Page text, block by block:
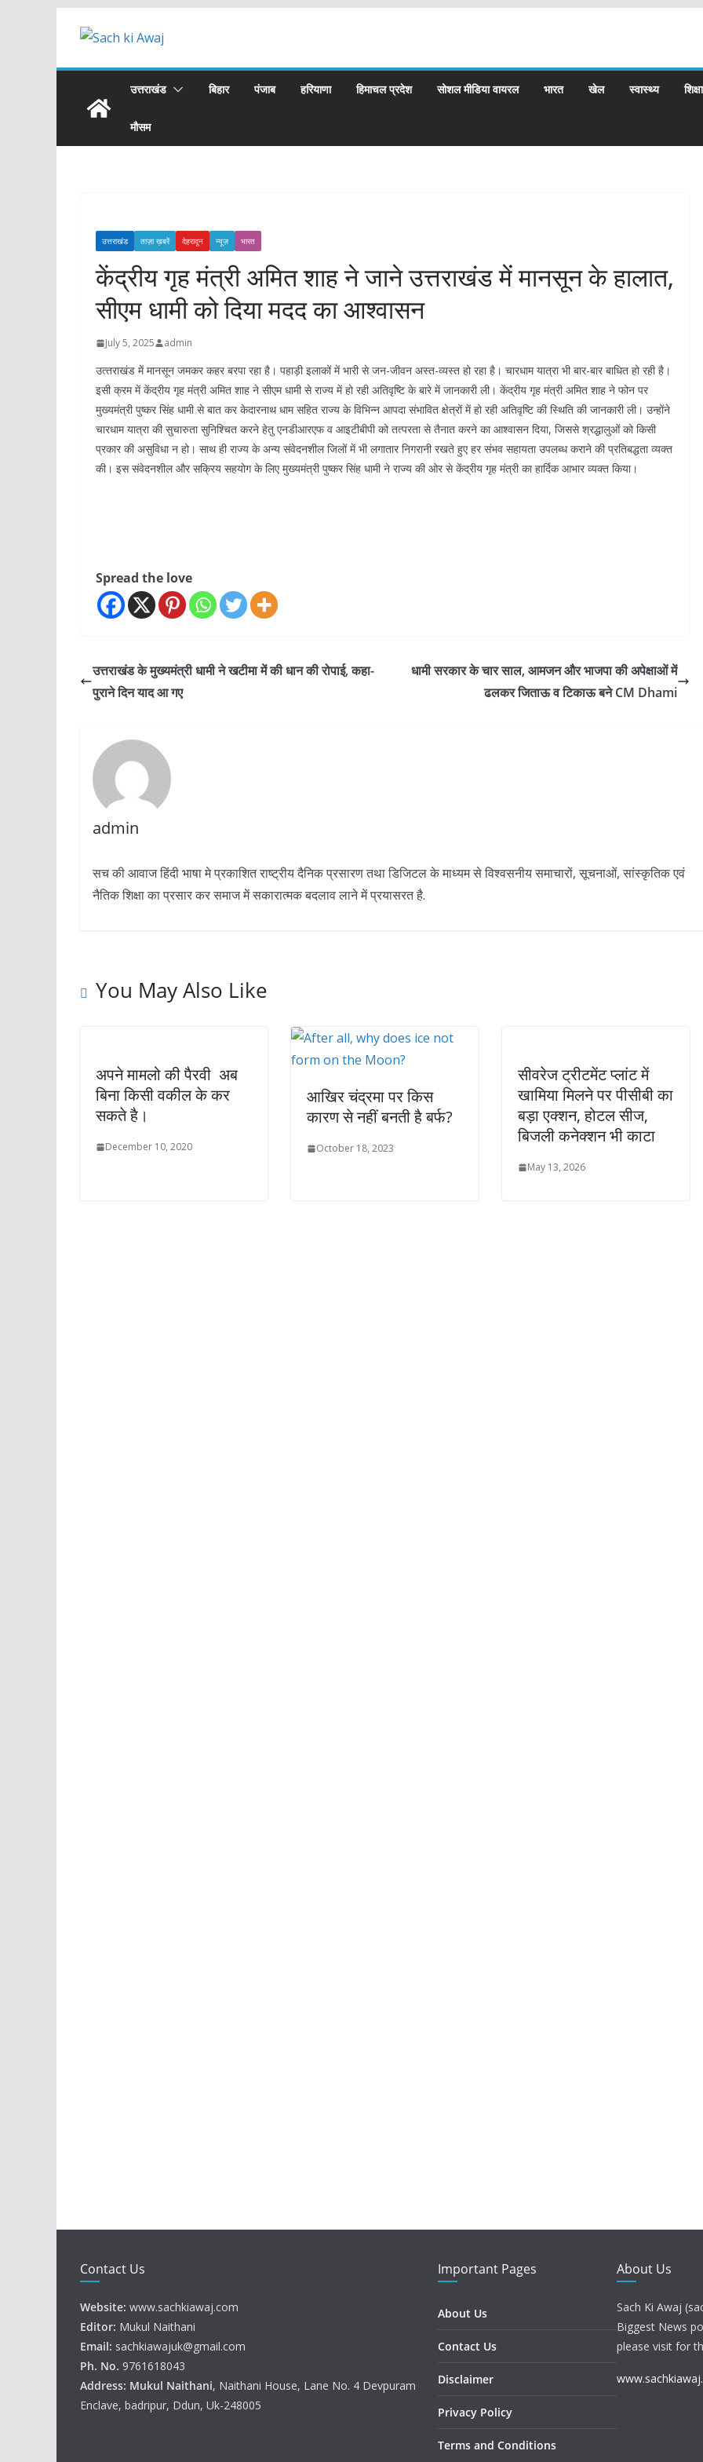
उत्तराखंड बिहार पंजाब हरियाणा हिमाचल प्रदेश सोशल मीडिया वायरल भारत खेल स्वास्थ्य शिक्षा
मौसम
उत्तराखंड ताज़ा ख़बरें देहरादून न्यूज़ भारत
केंद्रीय गृह मंत्री अमित शाह ने जाने उत्तराखंड में मानसून के हालात,
सीएम धामी को दिया मदद का आश्वासन
July 5, 2025 admin
उत्‍तराखंड में मानसून जमकर कहर बरपा रहा है। पहाड़ी इलाकों में भारी से जन-जीवन अस्‍त-व्‍यस्‍त हो रहा है। चारधाम यात्रा भी बार-बार बाधित हो रही है।
इसी क्रम में केंद्रीय गृह मंत्री अमित शाह ने सीएम धामी से राज्‍य में हो रही अतिवृष्टि के बारे में जानकारी ली। केंद्रीय गृह मंत्री अमित शाह ने फोन पर
मुख्यमंत्री पुष्कर सिंह धामी से बात कर केदारनाथ धाम सहित राज्य के विभिन्न आपदा संभावित क्षेत्रों में हो रही अतिवृष्टि की स्थिति की जानकारी ली। उन्होंने
चारधाम यात्रा की सुचारुता सुनिश्चित करने हेतु एनडीआरएफ व आइटीबीपी को तत्परता से तैनात करने का आश्वासन दिया, जिससे श्रद्धालुओं को किसी
प्रकार की असुविधा न हो। साथ ही राज्य के अन्य संवेदनशील जिलों में भी लगातार निगरानी रखते हुए हर संभव सहायता उपलब्ध कराने की प्रतिबद्धता व्यक्त
की। इस संवेदनशील और सक्रिय सहयोग के लिए मुख्यमंत्री पुष्कर सिंह धामी ने राज्य की ओर से केंद्रीय गृह मंत्री का हार्दिक आभार व्यक्त किया।
Spread the love
उत्तराखंड के मुख्यमंत्री धामी ने खटीमा में की धान की रोपाई, कहा-
पुराने दिन याद आ गए
धामी सरकार के चार साल, आमजन और भाजपा की अपेक्षाओं में
ढलकर जिताऊ व टिकाऊ बने CM Dhami
admin
सच की आवाज हिंदी भाषा मे प्रकाशित राष्ट्रीय दैनिक प्रसारण तथा डिजिटल के माध्यम से विश्वसनीय समाचारों, सूचनाओं, सांस्कृतिक एवं
नैतिक शिक्षा का प्रसार कर समाज में सकारात्मक बदलाव लाने में प्रयासरत है.
You May Also Like
अपने मामलो की पैरवी अब
बिना किसी वकील के कर
सकते है।
December 10, 2020
आखिर चंद्रमा पर किस
कारण से नहीं बनती है बर्फ?
October 18, 2023
सीवरेज ट्रीटमेंट प्लांट में
खामिया मिलने पर पीसीबी का
बड़ा एक्शन, होटल सीज,
बिजली कनेक्शन भी काटा
May 13, 2026
Contact Us
Website: www.sachkiawaj.com
Editor: Mukul Naithani
Email: sachkiawajuk@gmail.com
Ph. No. 9761618043
Address: Mukul Naithani, Naithani House, Lane No. 4 Devpuram
Enclave, badripur, Ddun, Uk-248005
Important Pages
About Us
Contact Us
Disclaimer
Privacy Policy
Terms and Conditions
About Us
Sach Ki Awaj
Biggest News
please visit for